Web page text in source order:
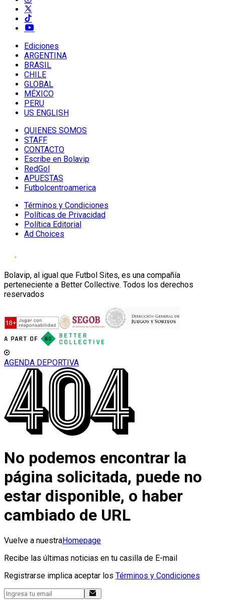
Ediciones
ARGENTINA
BRASIL
CHILE
GLOBAL
MÉXICO
PERU
US ENGLISH
QUIENES SOMOS
STAFF
CONTACTO
Escribe en Bolavip
RedGol
APUESTAS
Futbolcentroamerica
Términos y Condiciones
Políticas de Privacidad
Política Editorial
Ad Choices
Bolavip, al igual que Futbol Sites, es una compañía
perteneciente a Better Collective. Todos los derechos
reservados
AGENDA DEPORTIVA
No podemos encontrar la
página solicitada, puede no
estar disponible, o haber
cambiado de URL
Vuelve a nuestraHomepage
Recibe las últimas noticias en tu casilla de E-mail
Registrarse implica aceptar los Términos y Condiciones